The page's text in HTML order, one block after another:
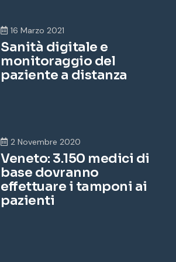
16 Marzo 2021
Sanità digitale e
monitoraggio del
paziente a distanza
2 Novembre 2020
Veneto: 3.150 medici di
base dovranno
effettuare i tamponi ai
pazienti